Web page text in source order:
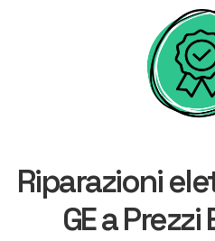
Riparazioni
GE a